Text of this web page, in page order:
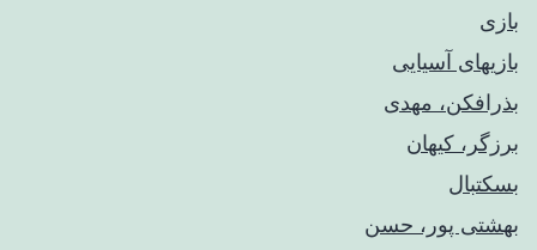
بازی
بازیهای آسیایی
بذرافکن، مهدی
برزگر، کیهان
بسکتبال
بهشتی پور، حسن